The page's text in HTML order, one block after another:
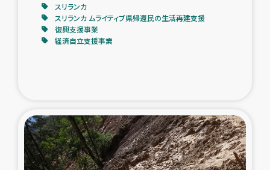
居場所づくり
ガザ地区での公園の緑化を通じた支援事業
ガザ地区における被災住民への緊急支援
スリランカ
スリランカ ムライティブ県帰還民の生活再建支援
復興支援事業
経済自立支援事業